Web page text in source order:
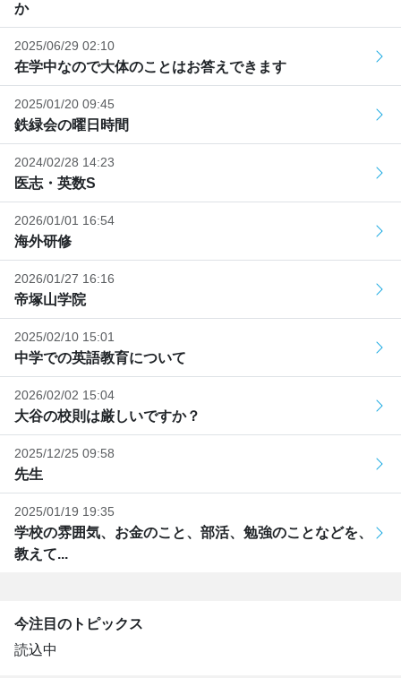
か
2025/06/29 02:10
在学中なので大体のことはお答えできます
2025/01/20 09:45
鉄緑会の曜日時間
2024/02/28 14:23
医志・英数S
2026/01/01 16:54
海外研修
2026/01/27 16:16
帝塚山学院
2025/02/10 15:01
中学での英語教育について
2026/02/02 15:04
大谷の校則は厳しいですか？
2025/12/25 09:58
先生
2025/01/19 19:35
学校の雰囲気、お金のこと、部活、勉強のことなどを、
教えて...
今注目のトピックス
読込中